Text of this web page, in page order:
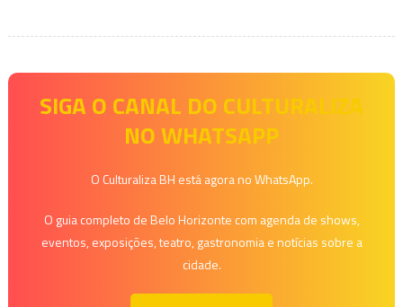
SIGA O CANAL DO CULTURALIZA
NO WHATSAPP
O Culturaliza BH está agora no WhatsApp.
O guia completo de Belo Horizonte com agenda de shows,
eventos, exposições, teatro, gastronomia e notícias sobre a
cidade.